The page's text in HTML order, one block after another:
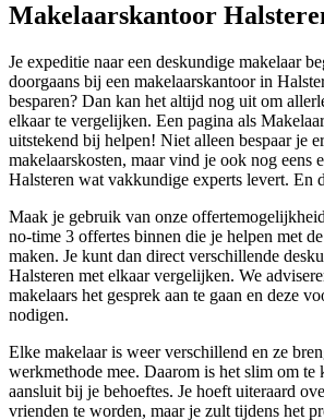
Makelaarskantoor
Je expeditie naar een deskundige makelaar
doorgaans bij een makelaarskantoor in
besparen? Dan kan het altijd nog uit om
elkaar te vergelijken. Een pagina als
uitstekend bij helpen! Niet alleen bespaar je
makelaarskosten, maar vind je ook nog eens
Halsteren wat vakkundige experts levert. En
Maak je gebruik van onze
no-time 3 offertes binnen die je helpen met
maken. Je kunt dan direct verschillende
Halsteren met elkaar vergelijken. We
makelaars het gesprek aan te gaan en deze
nodigen.
Elke makelaar is weer verschillend en ze
werkmethode mee. Daarom is het slim om
aansluit bij je behoeftes. Je hoeft uiteraard
vrienden te worden, maar je zult tijdens het